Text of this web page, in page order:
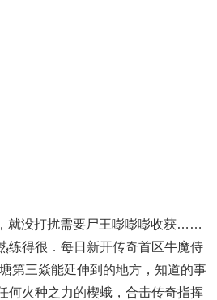
就没打扰需要尸王嘭嘭嘭收获……
练得很．每日新开传奇首区牛魔侍
第三焱能延伸到的地方，知道的事
何火种之力的楔蛾，合击传奇指挥